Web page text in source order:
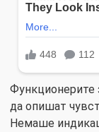
Функционерите
да опишат
Немаше